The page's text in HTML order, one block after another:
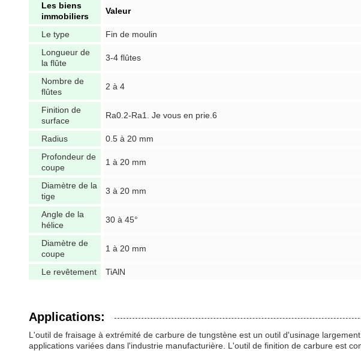
Les biens
immobiliers
Valeur
Le type
Fin de moulin
Longueur de
la flûte
3-4 flûtes
Nombre de
flûtes
2 à 4
Finition de
surface
Ra0.2-Ra1. Je vous en prie.6
Radius
0.5 à 20 mm
Profondeur de
coupe
1 à 20 mm
Diamètre de la
tige
3 à 20 mm
Angle de la
hélice
30 à 45°
Diamètre de
coupe
1 à 20 mm
Le revêtement TiAlN
Applications:
L'outil de fraisage à extrémité de carbure de tungstène est un outil d'usinage
applications variées dans l'industrie manufacturière. L'outil de finition de carbure est